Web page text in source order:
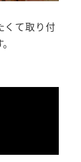
くて取り付